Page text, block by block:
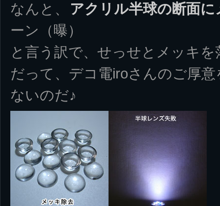
なんと、
アクリル半球の断面
ーン（曝）
と言う訳で、せっせとメッキ
だって、デコ電iroさんのご厚
ないのだ♪